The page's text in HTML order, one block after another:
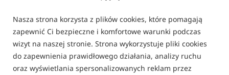
Nasza strona korzysta z plików cookies, które pomagają
zapewnić Ci bezpieczne i komfortowe warunki podczas
wizyt na naszej stronie. Strona wykorzystuje pliki cookies
do zapewnienia prawidłowego działania, analizy ruchu
oraz wyświetlania spersonalizowanych reklam przez
ZOBACZ NASZE BESTSELLERY
Bestseller! Bestseller! Bestseller!